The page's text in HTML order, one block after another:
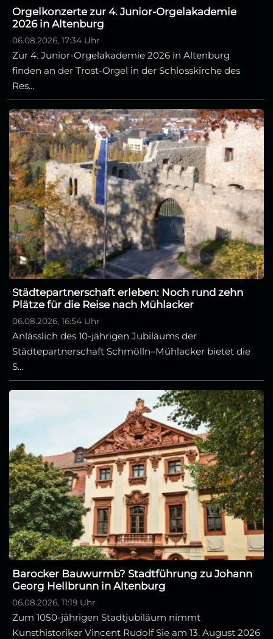
Orgelkonzerte zur 4. Junior-Orgelakademie
2026 in Altenburg
06.08.2026, 17:34 Uhr
Zur 4. Junior-Orgelakademie 2026 in Altenburg
finden an der Trost-Orgel in der Schlosskirche des
Res...
Städtepartnerschaft erleben: Noch rund zehn
Plätze für die Reise nach Mühlacker
06.08.2026, 16:54 Uhr
Anlässlich des 10-jährigen Jubiläums der
Städtepartnerschaft Schmölln–Mühlacker bietet die
S...
Barocker Bauwurmb? Stadtführung zu Johann
Georg Hellbrunn in Altenburg
06.08.2026, 11:19 Uhr
Zum 1050-jährigen Stadtjubiläum nimmt
Kunsthistoriker Vincent Rudolf Sie am 13. August 2026